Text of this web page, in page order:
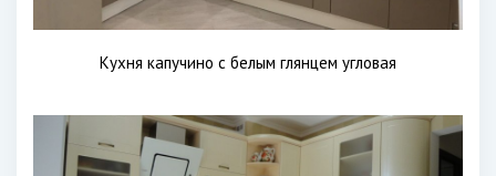
Кухня капучино с белым глянцем угловая